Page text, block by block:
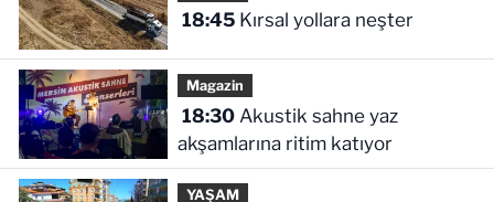
18:45 Kırsal yollara neşter
Magazin
18:30Akustik sahne yaz
akşamlarına ritim katıyor
YAŞAM